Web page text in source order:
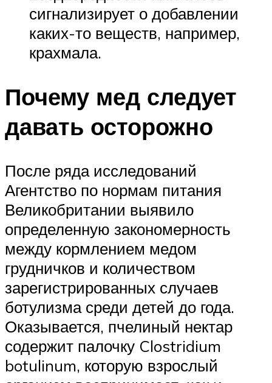
сигнализирует о добавлении
каких-то веществ, например,
крахмала.
Почему мед следует
давать осторожно
После ряда исследований
Агентство по нормам питания
Великобритании выявило
определенную закономерность
между кормлением медом
грудничков и количеством
зарегистрированных случаев
ботулизма среди детей до года.
Оказывается, пчелиный нектар
содержит палочку Clostridium
botulinum, которую взрослый